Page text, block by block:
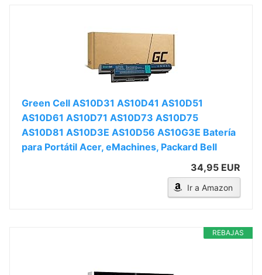
Green Cell AS10D31 AS10D41 AS10D51
AS10D61 AS10D71 AS10D73 AS10D75
AS10D81 AS10D3E AS10D56 AS10G3E Batería
para Portátil Acer, eMachines, Packard Bell
34,95 EUR
Ir a Amazon
REBAJAS